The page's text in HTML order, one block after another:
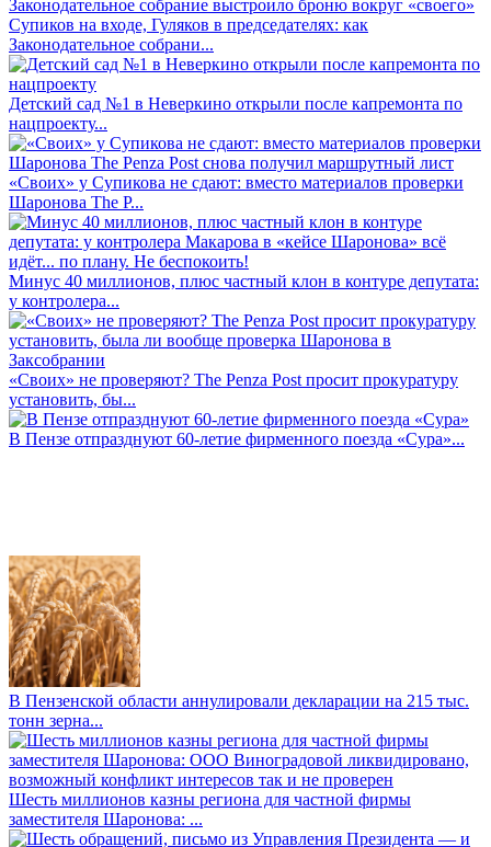
Супиков на входе, Гуляков в председателях: как
Законодательное собрани...
Детский сад №1 в Неверкино открыли после капремонта по
нацпроекту...
«Своих» у Супикова не сдают: вместо материалов проверки
Шаронова The P...
Минус 40 миллионов, плюс частный клон в контуре депутата:
у контролера...
«Своих» не проверяют? The Penza Post просит прокуратуру
установить, бы...
В Пензе отпразднуют 60-летие фирменного поезда «Сура»...
В Пензенской области аннулировали декларации на 215 тыс.
тонн зерна...
Шесть миллионов казны региона для частной фирмы
заместителя Шаронова: ...